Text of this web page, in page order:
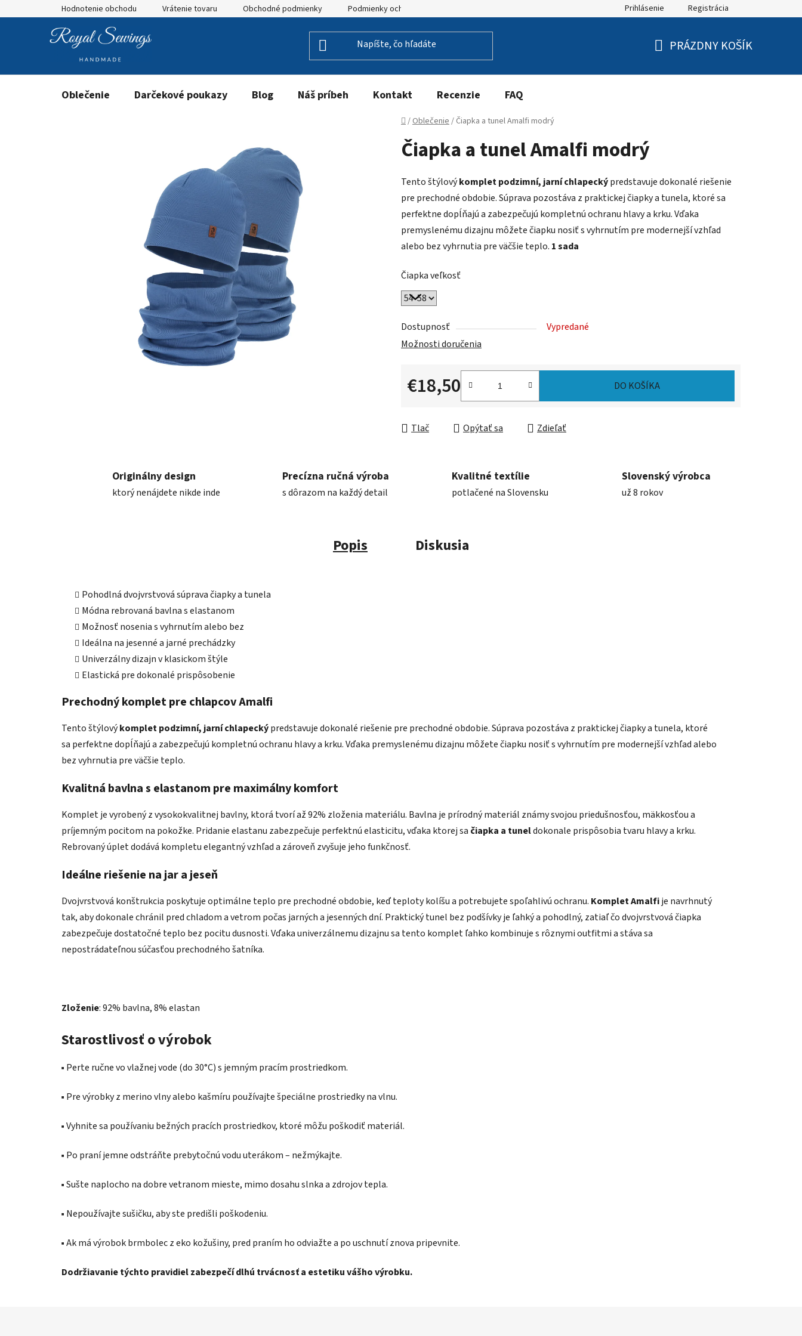
na
Hodnotenie obchodu Vrátenie tovaru Obchodné podmienky Podmienky ochrany osobných údajov Prihlásenie Registrácia
PRÁZDNY KOŠÍK
Oblečenie Darčekové poukazy Blog Náš príbeh Kontakt Recenzie FAQ
Domov
/Oblečenie/ Čiapka a tunel Amalfi modrý
Čiapka a tunel Amalfi modrý
Tento štýlovýkomplet podzimní, jarní chlapeckýpredstavuje dokonalé riešenie
pre prechodné obdobie. Súprava pozostáva z praktickej čiapky a tunela, ktoré sa
perfektne dopĺňajú a zabezpečujú kompletnú ochranu hlavy a krku. Vďaka
premyslenému dizajnu môžete čiapku nosiť s vyhrnutím pre modernejší vzhľad
alebo bez vyhrnutia pre väčšie teplo. 1 sada
Čiapka veľkosť
Dostupnosť
Vypredané
Možnosti doručenia
€18,50
Jednotková cena:
DO KOŠÍKA
Tlač Opýtať sa Zdieľať
Originálny design
ktorý nenájdete nikde inde
Precízna ručná výroba
s dôrazom na každý detail
Kvalitné textílie
potlačené na Slovensku
Slovenský výrobca
už 8 rokov
Popis Diskusia
Pohodlná dvojvrstvová súprava čiapky a tunela
Módna rebrovaná bavlna s elastanom
Možnosť nosenia s vyhrnutím alebo bez
Ideálna na jesenné a jarné prechádzky
Univerzálny dizajn v klasickom štýle
Elastická pre dokonalé prispôsobenie
Prechodný komplet pre chlapcov Amalfi
Tento štýlovýkomplet podzimní, jarní chlapeckýpredstavuje dokonalé riešenie pre prechodné obdobie. Súprava pozostáva z praktickej čiapky a tunela, ktoré
sa perfektne dopĺňajú a zabezpečujú kompletnú ochranu hlavy a krku. Vďaka premyslenému dizajnu môžete čiapku nosiť s vyhrnutím pre modernejší vzhľad alebo
bez vyhrnutia pre väčšie teplo.
Kvalitná bavlna s elastanom pre maximálny komfort
Komplet je vyrobený z vysokokvalitnej bavlny, ktorá tvorí až 92% zloženia materiálu. Bavlna je prírodný materiál známy svojou priedušnosťou, mäkkosťou a
príjemným pocitom na pokožke. Pridanie elastanu zabezpečuje perfektnú elasticitu, vďaka ktorej sa čiapka a tuneldokonale prispôsobia tvaru hlavy a krku.
Rebrovaný úplet dodává kompletu elegantný vzhľad a zároveň zvyšuje jeho funkčnosť.
Ideálne riešenie na jar a jeseň
Dvojvrstvová konštrukcia poskytuje optimálne teplo pre prechodné obdobie, keď teploty kolíšu a potrebujete spoľahlivú ochranu. Komplet Amalfije navrhnutý
tak, aby dokonale chránil pred chladom a vetrom počas jarných a jesenných dní. Praktický tunel bez podšívky je ľahký a pohodlný, zatiaľ čo dvojvrstvová čiapka
zabezpečuje dostatočné teplo bez pocitu dusnosti. Vďaka univerzálnemu dizajnu sa tento komplet ľahko kombinuje s rôznymi outfitmi a stáva sa
nepostrádateľnou súčasťou prechodného šatníka.
Zloženie:92% bavlna, 8% elastan
Starostlivosť o výrobok
▪️ Perte ručne vo vlažnej vode (do 30°C) s jemným pracím prostriedkom.
▪️ Pre výrobky z merino vlny alebo kašmíru používajte špeciálne prostriedky na vlnu.
▪️ Vyhnite sa používaniu bežných pracích prostriedkov, ktoré môžu poškodiť materiál.
▪️ Po praní jemne odstráňte prebytočnú vodu uterákom – nežmýkajte.
▪️ Sušte naplocho na dobre vetranom mieste, mimo dosahu slnka a zdrojov tepla.
▪️ Nepoužívajte sušičku, aby ste predišli poškodeniu.
▪️ Ak má výrobok brmbolec z eko kožušiny, pred praním ho odviažte a po uschnutí znova pripevnite.
Dodržiavanie týchto pravidiel zabezpečí dlhú trvácnosť a estetiku vášho výrobku.